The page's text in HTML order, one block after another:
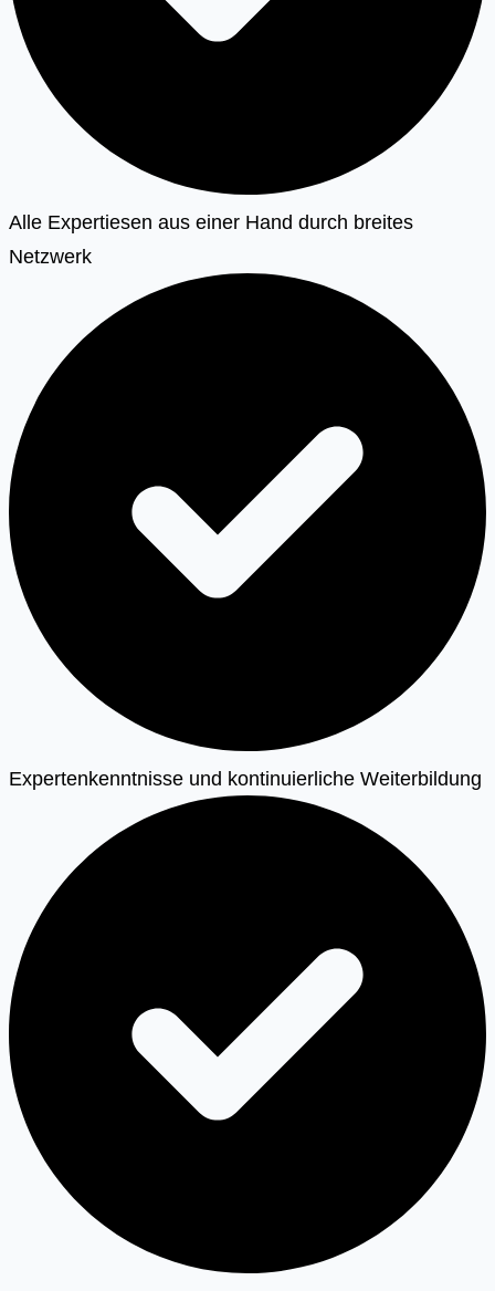
Alle Expertiesen aus einer Hand durch breites
Netzwerk
Expertenkenntnisse und kontinuierliche Weiterbildung